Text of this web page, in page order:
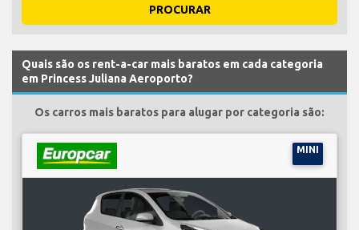
PROCURAR
Quais são os rent-a-car mais baratos em cada categoria
em Princess Juliana Aeroporto?
Os carros mais baratos para alugar por categoria são:
MINI